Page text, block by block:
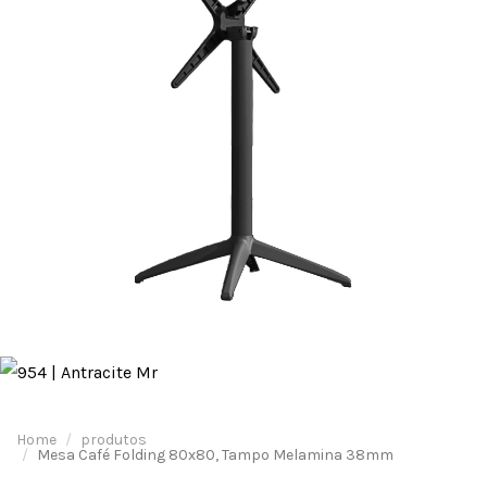
Home
produtos
Mesa Café Folding 80x80, Tampo Melamina 38mm